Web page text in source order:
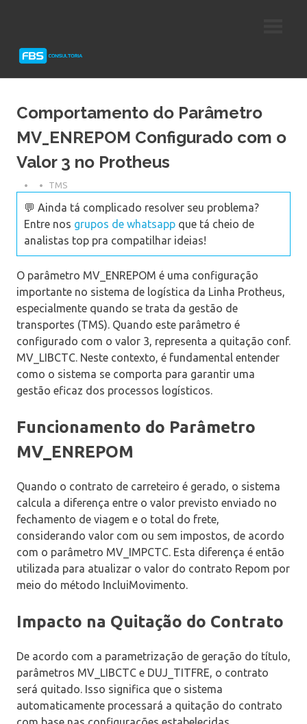
Protheus
Comportamento do Parâmetro
MV_ENREPOM Configurado com o
Valor 3 no Protheus
TMS
💬 Ainda tá complicado resolver seu problema?
Entre nos grupos de whatsapp que tá cheio de
analistas top pra compatilhar ideias!
O parâmetro MV_ENREPOM é uma configuração
importante no sistema de logística da Linha Protheus,
especialmente quando se trata da gestão de
transportes (TMS). Quando este parâmetro é
configurado com o valor 3, representa a quitação conf.
MV_LIBCTC. Neste contexto, é fundamental entender
como o sistema se comporta para garantir uma
gestão eficaz dos processos logísticos.
Funcionamento do Parâmetro
MV_ENREPOM
Quando o contrato de carreteiro é gerado, o sistema
calcula a diferença entre o valor previsto enviado no
fechamento de viagem e o total do frete,
considerando valor com ou sem impostos, de acordo
com o parâmetro MV_IMPCTC. Esta diferença é então
utilizada para atualizar o valor do contrato Repom por
meio do método IncluiMovimento.
Impacto na Quitação do Contrato
De acordo com a parametrização de geração do título,
parâmetros MV_LIBCTC e DUJ_TITFRE, o contrato
será quitado. Isso significa que o sistema
automaticamente processará a quitação do contrato